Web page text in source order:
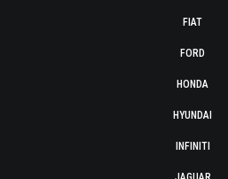
FIAT
FORD
HONDA
HYUNDAI
INFINITI